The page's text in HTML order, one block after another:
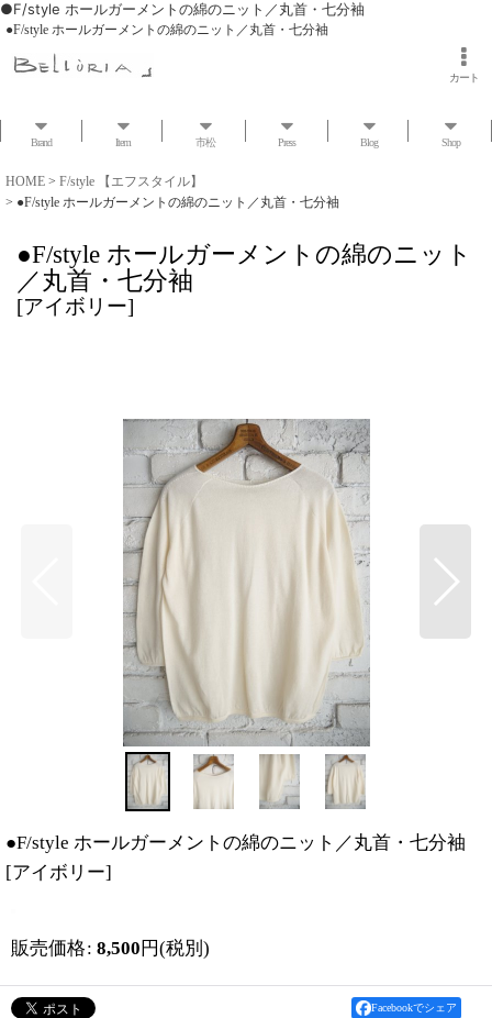
●F/style ホールガーメントの綿のニット／丸首・七分袖
●F/style ホールガーメントの綿のニット／丸首・七分袖
カート
Brand Item 市松 Press Blog Shop
HOME > F/style 【エフスタイル】
> ●F/style ホールガーメントの綿のニット／丸首・七分袖
●F/style ホールガーメントの綿のニット
／丸首・七分袖
[アイボリー]
●F/style ホールガーメントの綿のニット／丸首・七分袖
[アイボリー]
販売価格: 8,500 円(税別)
Facebookでシェア